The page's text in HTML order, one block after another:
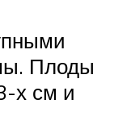
Плоды
х см и